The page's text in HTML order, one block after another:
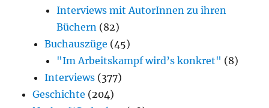
Interviews mit AutorInnen zu ihren
Büchern (82)
Buchauszüge (45)
"Im Arbeitskampf wird’s konkret" (8)
Interviews (377)
Geschichte (204)